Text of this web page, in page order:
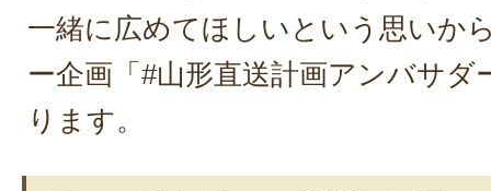
一緒に広めてほしいという思いか
ー企画「#山形直送計画アンバサダ
ります。